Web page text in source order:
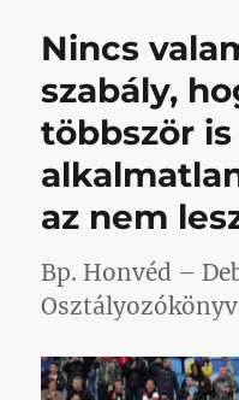
Nincs
szabály,
többször is
az nem
Bp. Honvéd –
Osztályozókönyv